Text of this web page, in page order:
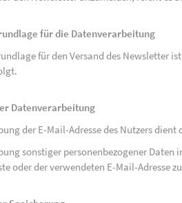
für die Datenverarbeitung
für den Versand des Newsletter ist
Datenverarbeitung
der E-Mail-Adresse des Nutzers
sonstiger personenbezogener
oder der verwendeten E-Mail-Adresse